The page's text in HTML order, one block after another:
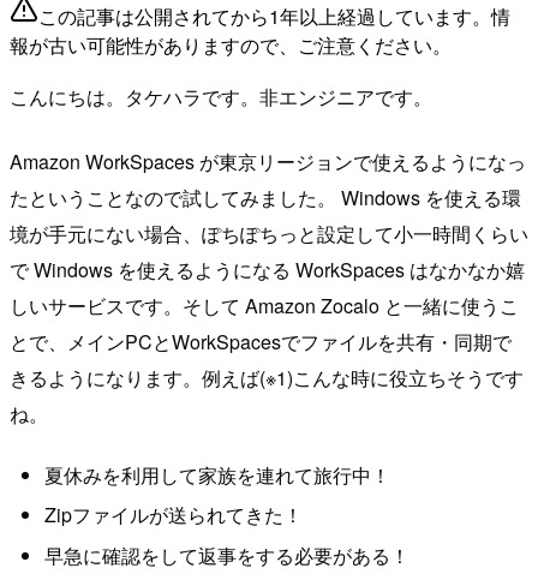
この記事は公開されてから1年以上経過しています。情
報が古い可能性がありますので、ご注意ください。
こんにちは。タケハラです。非エンジニアです。
Amazon WorkSpaces が東京リージョンで使えるようになっ
たということなので試してみました。 Windows を使える環
境が手元にない場合、ぽちぽちっと設定して小一時間くらい
で Windows を使えるようになる WorkSpaces はなかなか嬉
しいサービスです。そして Amazon Zocalo と一緒に使うこ
とで、メインPCとWorkSpacesでファイルを共有・同期で
きるようになります。例えば(※1)こんな時に役立ちそうです
ね。
夏休みを利用して家族を連れて旅行中！
Zipファイルが送られてきた！
早急に確認をして返事をする必要がある！